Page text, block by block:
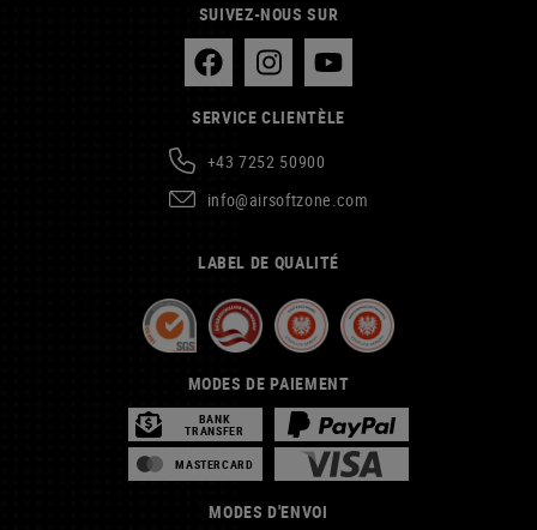
SUIVEZ-NOUS SUR
SERVICE CLIENTÈLE
+43 7252 50900
info@airsoftzone.com
LABEL DE QUALITÉ
MODES DE PAIEMENT
BANK
TRANSFER
MASTERCARD
MODES D'ENVOI